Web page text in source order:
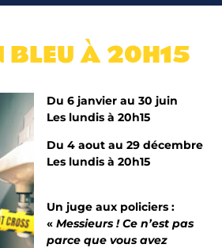
BLEU​ À 20H15
Du 6 janvier au 30 juin
Les lundis à 20h15
Du 4 aout au 29 décembre
Les lundis à 20h15
Un juge aux policiers :
« Messieurs ! Ce n’est pas
parce que vous avez